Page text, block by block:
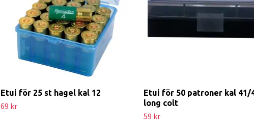
Etui för 25 st hagel kal 12
69 kr
Etui för 50 patroner kal 41/
long colt
59 kr